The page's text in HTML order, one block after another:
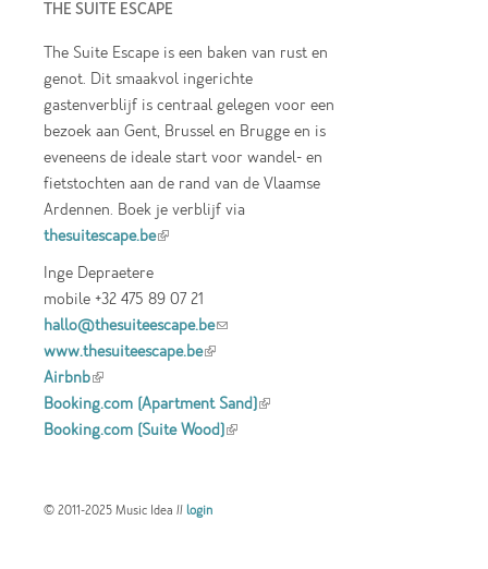
THE SUITE ESCAPE
The Suite Escape is een baken van rust en
genot. Dit smaakvol ingerichte
gastenverblijf is centraal gelegen voor een
bezoek aan Gent, Brussel en Brugge en is
eveneens de ideale start voor wandel- en
fietstochten aan de rand van de Vlaamse
Ardennen. Boek je verblijf via
thesuitescape.be(link is external)
Inge Depraetere
mobile +32 475 89 07 21
hallo@thesuiteescape.be(link sends e-mail)
www.thesuiteescape.be(link is external)
Airbnb(link is external)
Booking.com (Apartment Sand)(link is
Booking.com (Suite Wood)(link is external)
© 2011-2025 Music Idea //login